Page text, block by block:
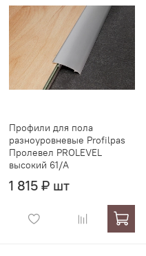
Профили для пола
разноуровневые Profilpas
Пролевел PROLEVEL
высокий 61/A
1 815 ₽ шт